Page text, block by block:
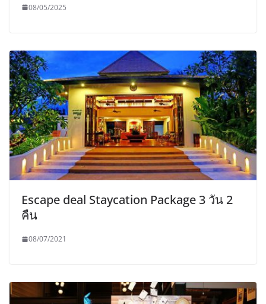
08/05/2025
Escape deal Staycation Package 3 วัน 2
คืน
08/07/2021